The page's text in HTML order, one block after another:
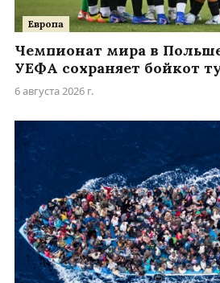
Европа
Чемпионат мира в
УЕФА сохраняет бойкот
6 августа 2026 г.